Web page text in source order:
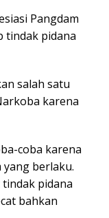
Pangdam
tindak pidana
salah satu
karena
coba karena
berlaku.
pidana
bahkan